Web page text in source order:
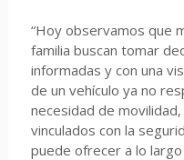
“Hoy observamos que
familia buscan tomar
informadas y con una
de un vehículo ya no
necesidad de
vinculados con la
puede ofrecer a lo